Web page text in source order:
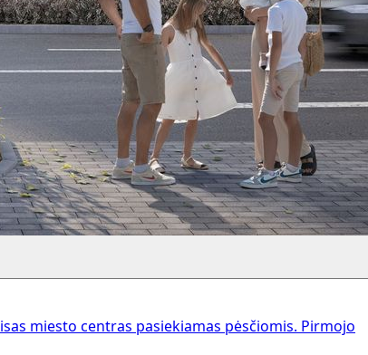
miesto centras pasiekiamas pėsčiomis. Pirmojo